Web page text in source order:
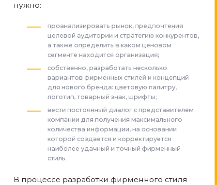
нужно:
проанализировать рынок, предпочтения
целевой аудитории и стратегию конкурентов,
а также определить в каком ценовом
сегменте находится организация;
собственно, разработать несколько
вариантов фирменных стилей и концепций
для нового бренда: цветовую палитру,
логотип, товарный знак, шрифты;
вести постоянный диалог с представителем
компании для получения максимального
количества информации, на основании
которой создается и корректируется
наиболее удачный и точный фирменный
стиль.
В процессе разработки фирменного стиля